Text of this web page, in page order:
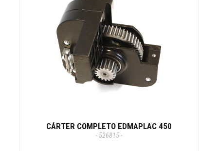
CÁRTER COMPLETO EDMAPLAC 450
- 526815 -